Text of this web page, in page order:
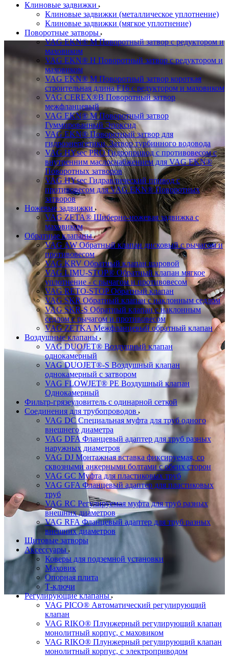
Клиновые задвижки
Клиновые задвижки (металлическое уплотнение)
Клиновые задвижки (мягкое уплотнение)
Поворотные затворы
VAG EKN® M Поворотный затвор с редуктором и
маховиком
VAG EKN® H Поворотный затвор с редуктором и
маховиком
VAG EKN® M Поворотный затвор короткая
строительная длина F16 с редуктором и маховиком
VAG CEREX®B Поворотный затвор
межфланцевый
VAG EKN® M Поворотный затвор
Гуммированный Эпоксид
VAG EKN® Поворотный затвор для
гидроэнергетики, Затвор турбинного водовода
VAG HYsec PRO Гидропривод с противовесом с
внутренним маслоснабжением для VAG EKN®
Поворотных затворов
VAG HYsec Гидравлический привод с
противовесом для VAG EKN® Поворотных
затворов
Ножевые задвижки
VAG ZETA® Шиберно-ножевая задвижка с
маховиком
Обратные клапаны
VAG AW Обратный клапан дисковый с рычагом и
противовесом
VAG KRV Обратный клапан шаровой
VAG LIMU-STOP® Обратный клапан мягкое
уплотнение - с рычагом и противовесом
VAG RETO-STOP Обратный клапан
VAG SKR Обратный клапан с наклонным седлом
VAG SKR-S Обратный клапан с наклонным
седлом с рычагом и противовесом
VAG ZETKA Межфланцевый обратный клапан
Воздушные клапаны
VAG DUOJET® Воздушный клапан
однокамерный
VAG DUOJET®-S Воздушный клапан
однокамерный с затвором
VAG FLOWJET® PE Воздушный клапан
Однокамерный
Фильтр-грязеуловитель с одинарной сеткой
Соединения для трубопроводов
VAG DC Специальная муфта для труб одного
внешнего диаметра
VAG DFA Фланцевый адаптер для труб разных
наружных диаметров
VAG DJ Монтажная вставка фиксируемая, со
сквозными анкерными болтами с обеих сторон
VAG GC Муфта для пластиковых труб
VAG GFA Фланцевый адаптер для пластиковых
труб
VAG RC Регулируемая муфта для труб разных
внешних диаметров
VAG RFA Фланцевый адаптер для труб разных
внешних диаметров
Щитовые затворы
Аксессуары
Коверы для подземной установки
Маховик
Опорная плита
Т-ключи
Регулирующие клапаны
VAG PICO® Автоматический регулирующий
клапан
VAG RIKO® Плунжерный регулирующий клапан
монолитный корпус, с маховиком
VAG RIKO® Плунжерный регулирующий клапан
монолитный корпус, с электроприводом